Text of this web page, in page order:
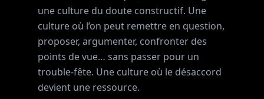
une culture du doute constructif. Une
culture où l’on peut remettre en question,
proposer, argumenter, confronter des
points de vue… sans passer pour un
trouble-fête. Une culture où le désaccord
devient une ressource.